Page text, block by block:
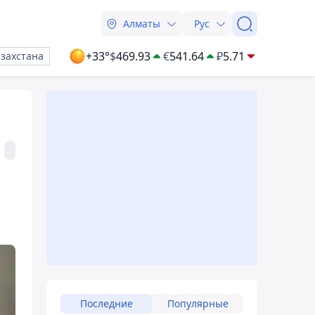
Алматы Рус
+33°$469.93 €541.64 ₽5.71
Последние Популярные